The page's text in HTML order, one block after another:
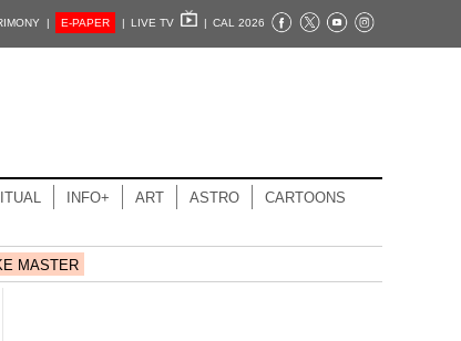
| E-PAPER | LIVE TV | CAL 2026
INFO+ ART ASTRO CARTOONS
MASTER